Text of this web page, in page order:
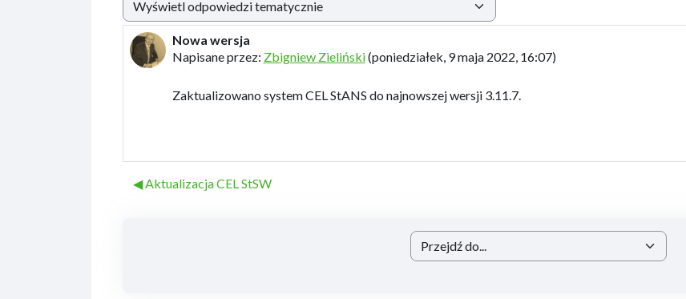
Sposób wyświetlania
Nowa wersja
Napisane przez: Zbigniew Zieliński(poniedziałek, 9 maja 2022, 16:07)
Liczba odpowiedzi: 0
Zaktualizowano system CEL StANS do najnowszej wersji 3.11.7.
◀︎ Aktualizacja CEL StSW
Przejdź do...